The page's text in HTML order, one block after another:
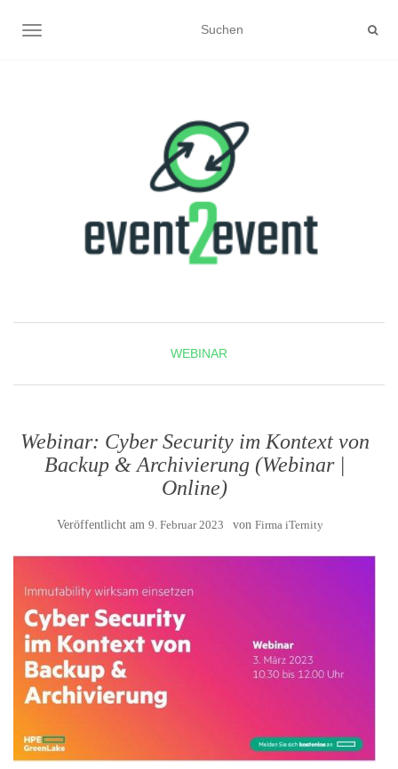
NAVIGATION UMSCHALTEN
WEBINAR
Webinar: Cyber Security im Kontext von
Backup & Archivierung (Webinar |
Online)
Veröffentlicht am 9. Februar 2023 von Firma iTernity